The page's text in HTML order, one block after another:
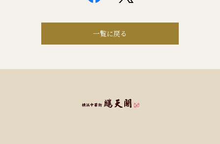
一覧に戻る